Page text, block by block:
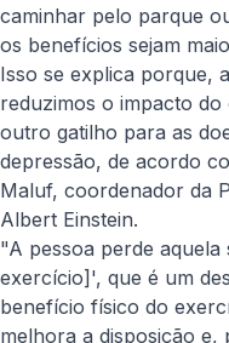
caminhar pelo parque
os benefícios sejam
Isso se explica porque,
reduzimos o impacto
outro gatilho para as
depressão, de acordo
Maluf, coordenador da
Albert Einstein.
"A pessoa perde
exercício] ', que é um
benefício físico do
melhora a disposição